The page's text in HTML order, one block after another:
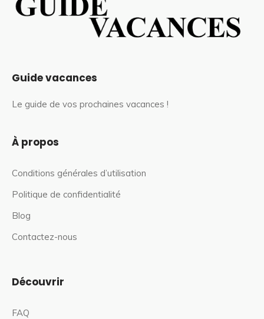
Guide vacances
Le guide de vos prochaines vacances !
À propos
Conditions générales d’utilisation
Politique de confidentialité
Blog
Contactez-nous
Découvrir
FAQ